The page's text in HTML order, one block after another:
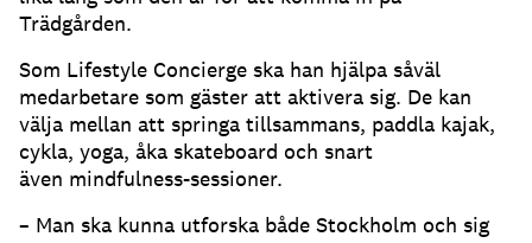
Trädgården.
Som Lifestyle Concierge ska han hjälpa såväl
medarbetare som gäster att aktivera sig. De kan
välja mellan att springa tillsammans, paddla kajak,
cykla, yoga, åka skateboard och snart
även mindfulness-sessioner.
– Man ska kunna utforska både Stockholm och sig